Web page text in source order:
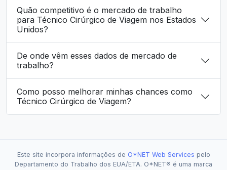
Quão competitivo é o mercado de trabalho
para Técnico Cirúrgico de Viagem nos Estados
Unidos?
De onde vêm esses dados de mercado de
trabalho?
Como posso melhorar minhas chances como
Técnico Cirúrgico de Viagem?
Este site incorpora informações de O*NET Web Services pelo
Departamento do Trabalho dos EUA/ETA. O*NET® é uma marca